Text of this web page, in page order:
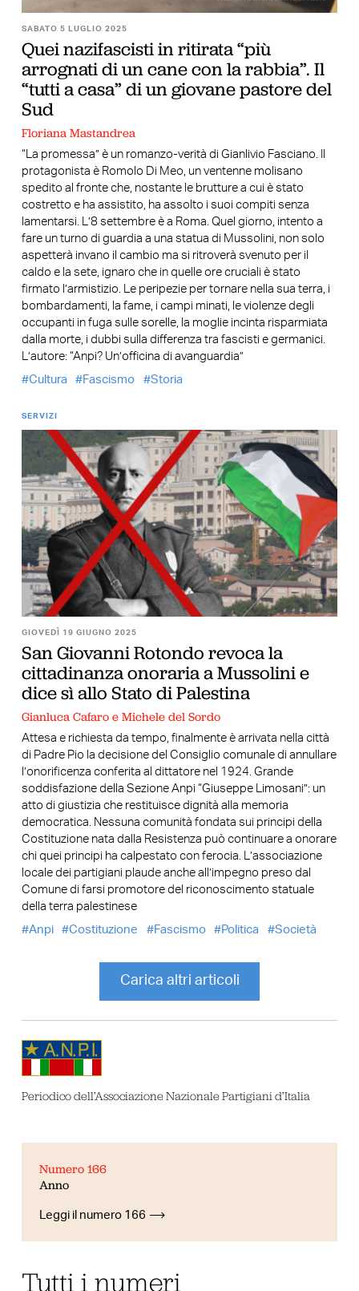
SABATO 5 LUGLIO 2025
Quei nazifascisti in ritirata “più
arrognati di un cane con la rabbia”. Il
“tutti a casa” di un giovane pastore del
Sud
Floriana Mastandrea
“La promessa” è un romanzo-verità di Gianlivio Fasciano. Il
protagonista è Romolo Di Meo, un ventenne molisano
spedito al fronte che, nostante le brutture a cui è stato
costretto e ha assistito, ha assolto i suoi compiti senza
lamentarsi. L’8 settembre è a Roma. Quel giorno, intento a
fare un turno di guardia a una statua di Mussolini, non solo
aspetterà invano il cambio ma si ritroverà svenuto per il
caldo e la sete, ignaro che in quelle ore cruciali è stato
firmato l’armistizio. Le peripezie per tornare nella sua terra, i
bombardamenti, la fame, i campi minati, le violenze degli
occupanti in fuga sulle sorelle, la moglie incinta risparmiata
dalla morte, i dubbi sulla differenza tra fascisti e germanici.
L’autore: “Anpi? Un’officina di avanguardia”
Cultura
Fascismo Storia
SERVIZI
GIOVEDÌ 19 GIUGNO 2025
San Giovanni Rotondo revoca la
cittadinanza onoraria a Mussolini e
dice sì allo Stato di Palestina
Gianluca Cafaro e Michele del Sordo
Attesa e richiesta da tempo, finalmente è arrivata nella città
di Padre Pio la decisione del Consiglio comunale di annullare
l’onorificenza conferita al dittatore nel 1924. Grande
soddisfazione della Sezione Anpi “Giuseppe Limosani”: un
atto di giustizia che restituisce dignità alla memoria
democratica. Nessuna comunità fondata sui principi della
Costituzione nata dalla Resistenza può continuare a onorare
chi quei principi ha calpestato con ferocia. L’associazione
locale dei partigiani plaude anche all’impegno preso dal
Comune di farsi promotore del riconoscimento statuale
della terra palestinese
Anpi
Costituzione Fascismo Politica Società
Carica altri articoli
Periodico dell’Associazione Nazionale Partigiani d’Italia
Numero 166
Anno
Leggi il numero 166
Tutti i numeri